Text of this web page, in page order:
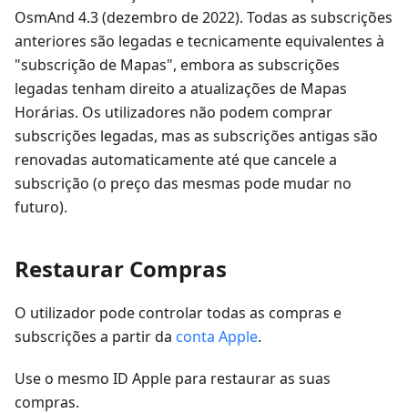
OsmAnd 4.3 (dezembro de 2022). Todas as subscrições
anteriores são legadas e tecnicamente equivalentes à
"subscrição de Mapas", embora as subscrições
legadas tenham direito a atualizações de Mapas
Horárias. Os utilizadores não podem comprar
subscrições legadas, mas as subscrições antigas são
renovadas automaticamente até que cancele a
subscrição (o preço das mesmas pode mudar no
futuro).
Restaurar Compras
O utilizador pode controlar todas as compras e
subscrições a partir da conta Apple.
Use o mesmo ID Apple para restaurar as suas
compras.